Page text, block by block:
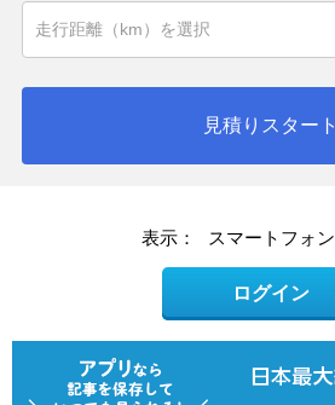
見積りスタート
表示： スマートフォン
ログイン